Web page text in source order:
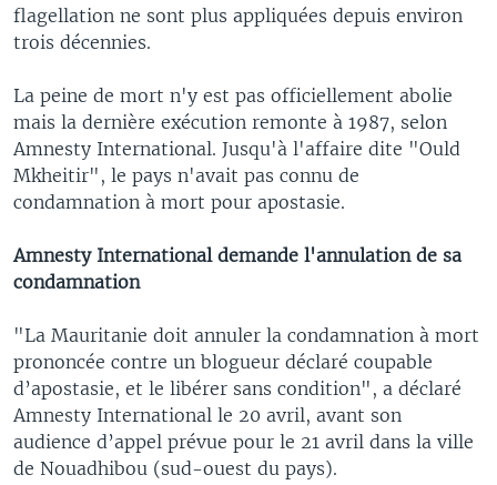
flagellation ne sont plus appliquées depuis environ
trois décennies.
La peine de mort n'y est pas officiellement abolie
mais la dernière exécution remonte à 1987, selon
Amnesty International. Jusqu'à l'affaire dite "Ould
Mkheitir", le pays n'avait pas connu de
condamnation à mort pour apostasie.
Amnesty International demande l'annulation de sa
condamnation
"La Mauritanie doit annuler la condamnation à mort
prononcée contre un blogueur déclaré coupable
d’apostasie, et le libérer sans condition", a déclaré
Amnesty International le 20 avril, avant son
audience d’appel prévue pour le 21 avril dans la ville
de Nouadhibou (sud-ouest du pays).